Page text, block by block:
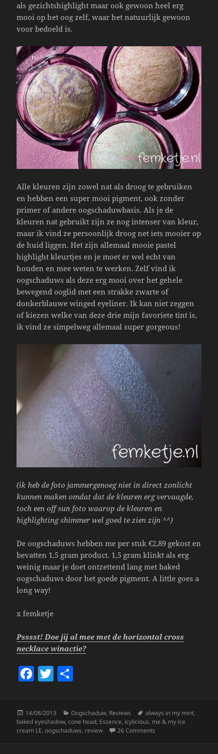
als gezichtshighlight maar ook gewoon heel erg
mooi op het oog zelf, waar het natuurlijk gewoon
voor bedoeld is.
Alle kleuren zijn zowel nat als droog te gebruiken
en hebben een super mooi pigment, ook zonder
primer of andere oogschaduwbasis. Als je de
kleuren nat gebruikt zijn ze nog intenser van kleur,
maar ik vind ze persoonlijk droog net iets mooier op
de huid liggen. Het zijn allemaal mooie pastel
highlight kleurtjes en je moet er wel echt van
houden en mee weten te werken. Zelf vind ik
oogschaduws als deze erg mooi over het gehele
bewegend ooglid met een strakke zwarte of
donkerblauwe winged eyeliner. Ik kan niet zeggen
of kiezen welke van deze drie mijn favoriete tint is,
ik vind ze simpelweg allemaal super gorgeous!
(ik heb de foto jammergenoeg niet in direct zonlicht
kunnen maken omdat dat de kleuren erg vervaagde,
toch een off sun foto waarop de kleuren en
highlighting shimmer wel goed te zien zijn ^^)
De oogschaduws hebben me per stuk €2,89 gekost en
bevatten 1,5 gram product. 1,5 gram klinkt als erg
weinig maar je doet ontzettend lang met baked
oogschaduws door het goede pigment. A little goes a
long way!
x femketje
Psssst! Doe jij al mee met de horizontal cross
necklace winactie?
F
e
b
T
erre
Posted
on
14/08/2013 Categories
Oogschaduw, Reviews Tags
always in my mint,
baked eyeshadow,cone head, Essence, icylicious, me & my ice
cream LE,oogschaduws, review 26 Comments